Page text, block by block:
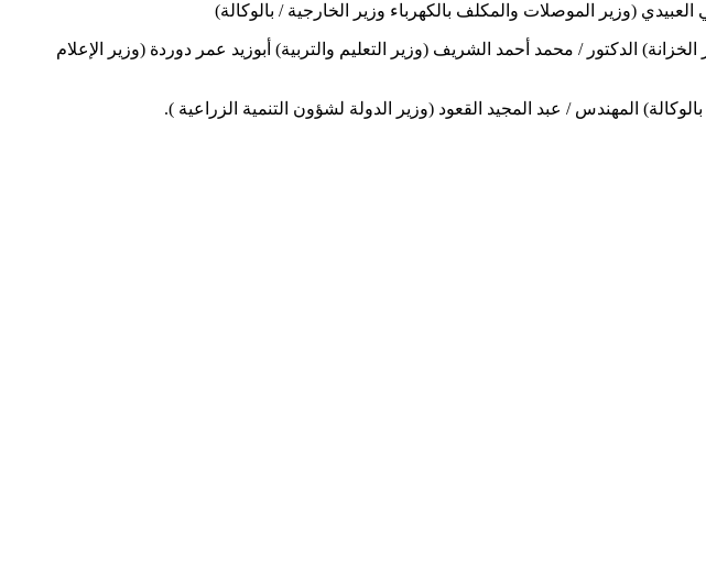
(وزير الموصلات والمكلف بالكهرباء وزير الخارجية / بالوكالة)
الدكتور / محمد أحمد الشريف (وزير التعليم والتربية) أبوزيد عمر دوردة (وزير الإعلام
المهندس / عبد المجيد القعود (وزير الدولة لشؤون التنمية الزراعية ).